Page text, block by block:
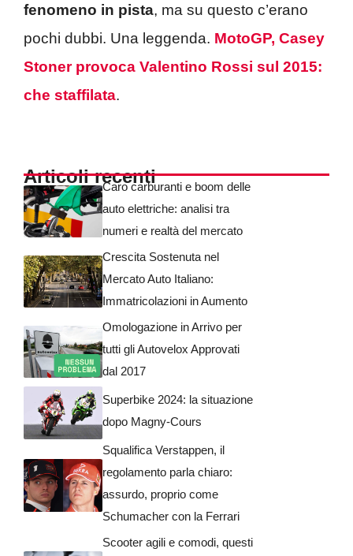
fenomeno in pista, ma su questo c’erano
pochi dubbi. Una leggenda. MotoGP, Casey
Stoner provoca Valentino Rossi sul 2015:
che staffilata.
Articoli recentiCaro carburanti e boom delle
auto elettriche: analisi tra
numeri e realtà del mercato
Crescita Sostenuta nel
Mercato Auto Italiano:
Immatricolazioni in Aumento
Omologazione in Arrivo per
tutti gli Autovelox Approvati
dal 2017
Superbike 2024: la situazione
dopo Magny-Cours
Squalifica Verstappen, il
regolamento parla chiaro:
assurdo, proprio come
Schumacher con la Ferrari
Scooter agili e comodi, questi